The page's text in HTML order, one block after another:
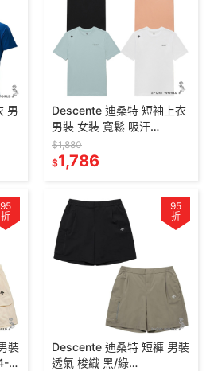
男
Descente 迪桑特 短袖上衣
男裝 女裝 寬鬆 吸汗
SR123UTS15
$1,880
$1,786
95
折
裝
95
折
Descente 迪桑特 短褲 男裝
透氣 梭織 黑/綠